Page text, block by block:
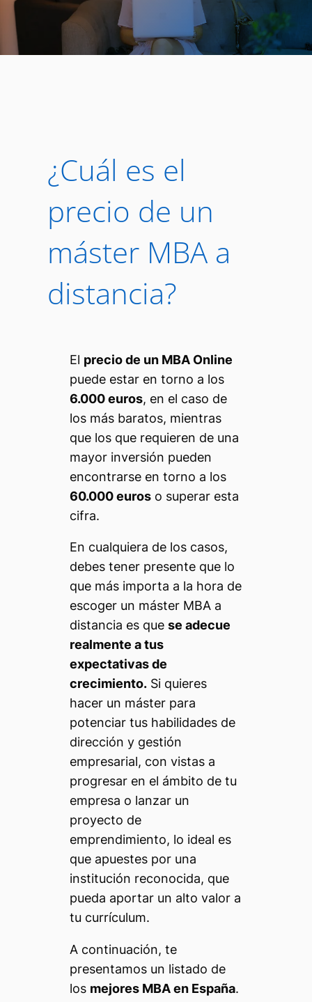
¿Cuál es el
precio de un
máster MBA a
distancia?
El precio de un MBA Online
puede estar en torno a los
6.000 euros, en el caso de
los más baratos, mientras
que los que requieren de una
mayor inversión pueden
encontrarse en torno a los
60.000 euroso superar esta
cifra.
En cualquiera de los casos,
debes tener presente que lo
que más importa a la hora de
escoger un máster MBA a
distancia es que se adecue
realmente a tus
expectativas de
crecimiento.Si quieres
hacer un máster para
potenciar tus habilidades de
dirección y gestión
empresarial, con vistas a
progresar en el ámbito de tu
empresa o lanzar un
proyecto de
emprendimiento, lo ideal es
que apuestes por una
institución reconocida, que
pueda aportar un alto valor a
tu currículum.
A continuación, te
presentamos un listado de
los mejores MBA en España.